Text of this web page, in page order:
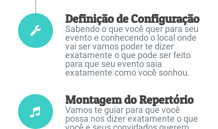
Definição de Configuração
Sabendo o que você quer para seu
evento e conhecendo o local onde
vai ser vamos poder te dizer
exatamente o que pode ser feito
para que seu evento saia
exatamente como você sonhou.
Montagem do Repertório
Vamos te guiar para que você
possa nos dizer exatamente o que